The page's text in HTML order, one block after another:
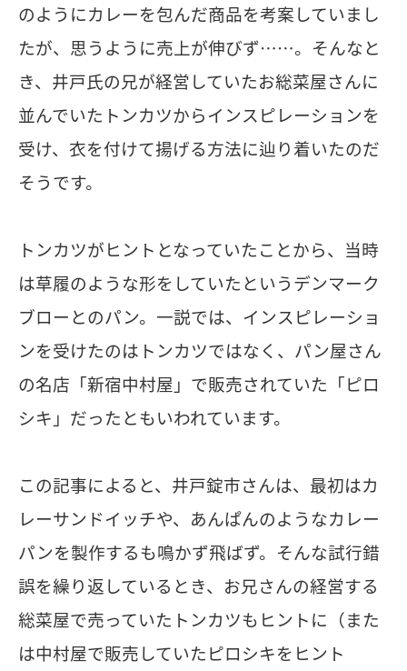
のようにカレーを包んだ商品を考案していまし
たが、思うように売上が伸びず……。そんなと
き、井戸氏の兄が経営していたお総菜屋さんに
並んでいたトンカツからインスピレーションを
受け、衣を付けて揚げる方法に辿り着いたのだ
そうです。
トンカツがヒントとなっていたことから、当時
は草履のような形をしていたというデンマーク
ブローとのパン。一説では、インスピレーショ
ンを受けたのはトンカツではなく、パン屋さん
の名店「新宿中村屋」で販売されていた「ピロ
シキ」だったともいわれています。
この記事によると、井戸錠市さんは、最初はカ
レーサンドイッチや、あんぱんのようなカレー
パンを製作するも鳴かず飛ばず。そんな試行錯
誤を繰り返しているとき、お兄さんの経営する
総菜屋で売っていたトンカツもヒントに（また
は中村屋で販売していたピロシキをヒント